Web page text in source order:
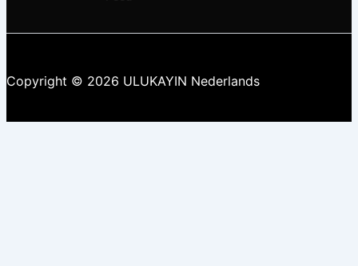
Copyright © 2026 ULUKAYIN Nederlands